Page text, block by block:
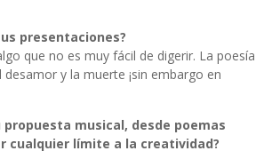
presentaciones?
que no es muy fácil de digerir. La poesía
y la muerte ¡sin embargo en
musical, desde poemas
cualquier límite a la creatividad?